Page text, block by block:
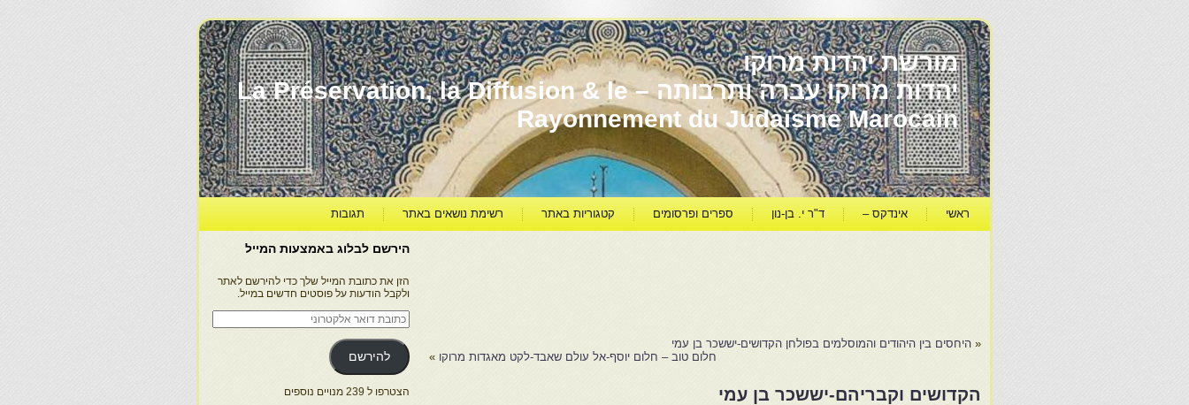
מורשת יהדות מרוקו
יהדות מרוקו עברה ותרבותה – La Préservation, la Diffusion & le
Rayonnement du Judaïsme Marocain
ראשי אינדקס – ד"ר י. בן-נון ספרים ופרסומים קטגוריות באתר רשימת נושאים באתר תגובות
« היחסים בין היהודים והמוסלמים בפולחן הקדושים-יששכר בן עמי
חלום טוב – חלום יוסף-אל עולם שאבד-לקט מאגדות מרוקו »
הקדושים וקבריהם-יששכר בן עמי
הירשם לבלוג באמצעות המייל
הזן את כתובת המייל שלך כדי להירשם לאתר
ולקבל הודעות על פוסטים חדשים במייל.
כתובת
דואר
אלקטרוני
להירשם
הצטרפו ל 239 מנויים נוספים